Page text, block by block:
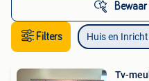
Filters Huis en
Tv-